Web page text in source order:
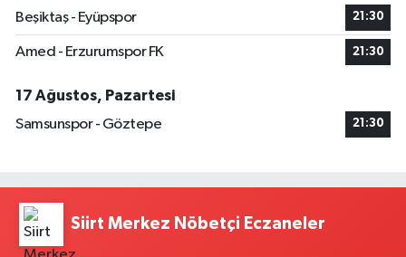
Beşiktaş - Eyüpspor 21:30
Amed - Erzurumspor FK 21:30
17 Ağustos, Pazartesi
Samsunspor - Göztepe
21:30
Siirt Merkez Nöbetçi Eczaneler